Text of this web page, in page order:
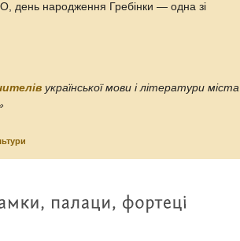
народження Гребінки — одна зі
української мови і літератури міста